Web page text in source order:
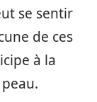
se sentir
de ces
à la